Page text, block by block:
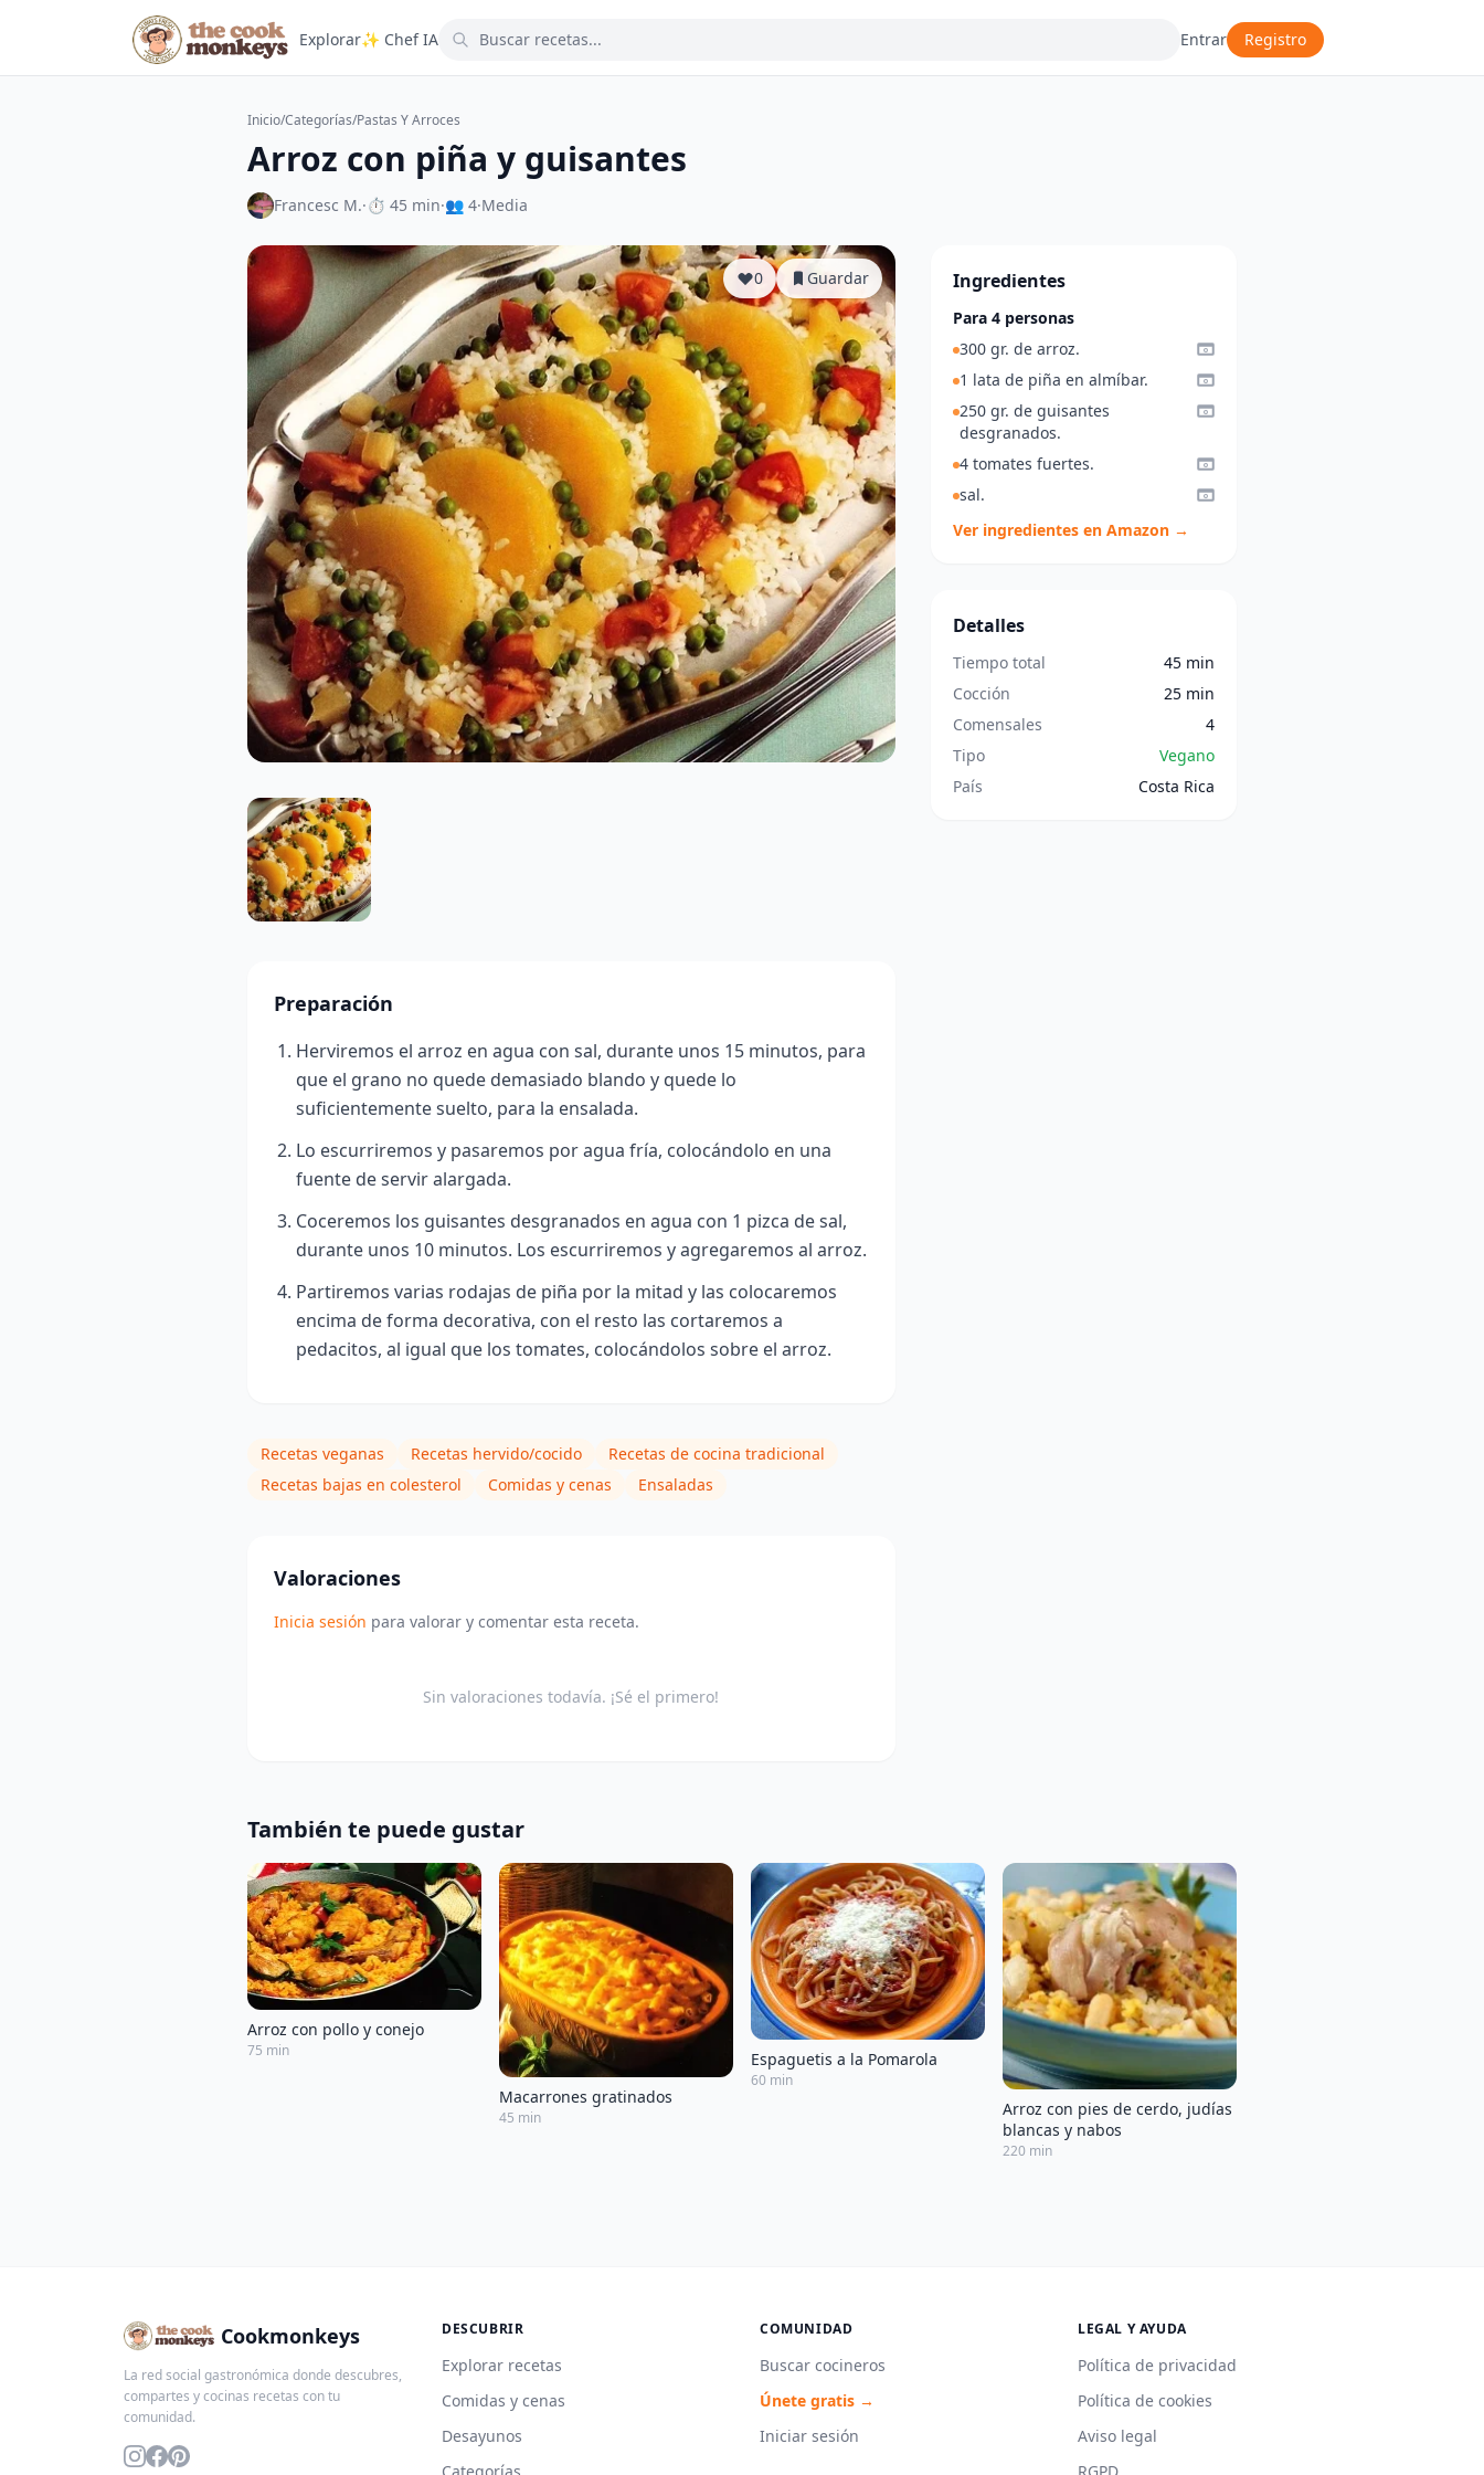
Explorar✨ Chef IA Entrar Registro
Inicio/Categorías/Pastas Y Arroces
Arroz con piña y guisantes
Francesc M.·⏱ 45 min·👥 4·Media
0 Guardar
Preparación
Herviremos el arroz en agua con sal, durante unos 15 minutos, para
que el grano no quede demasiado blando y quede lo
suficientemente suelto, para la ensalada.
Lo escurriremos y pasaremos por agua fría, colocándolo en una
fuente de servir alargada.
Coceremos los guisantes desgranados en agua con 1 pizca de sal,
durante unos 10 minutos. Los escurriremos y agregaremos al arroz.
Partiremos varias rodajas de piña por la mitad y las colocaremos
encima de forma decorativa, con el resto las cortaremos a
pedacitos, al igual que los tomates, colocándolos sobre el arroz.
Recetas veganas Recetas hervido/cocido
Recetas de cocina tradicional
Recetas bajas en colesterol
Comidas y cenas Ensaladas
Valoraciones
Inicia sesión para valorar y comentar esta receta.
Sin valoraciones todavía. ¡Sé el primero!
Ingredientes
Para 4 personas
300 gr. de arroz.
1 lata de piña en almíbar.
250 gr. de guisantes
desgranados.
4 tomates fuertes.
sal.
Ver ingredientes en Amazon →
Detalles
Tiempo total
45 min
Cocción
25 min
Comensales
4
Tipo
Vegano
País
Costa Rica
También te puede gustar
Arroz con pollo y conejo
75 min
Macarrones gratinados
45 min
Espaguetis a la Pomarola
60 min
Arroz con pies de cerdo, judías
blancas y nabos
220 min
Cookmonkeys
La red social gastronómica donde descubres,
compartes y cocinas recetas con tu
comunidad.
DESCUBRIR
Explorar recetas
Comidas y cenas
Desayunos
COMUNIDAD
Buscar cocineros
Únete gratis →
Iniciar sesión
LEGAL Y AYUDA
Política de privacidad
Política de cookies
Aviso legal